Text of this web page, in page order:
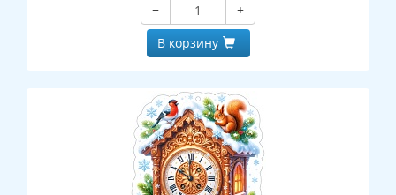
−
+
В корзину